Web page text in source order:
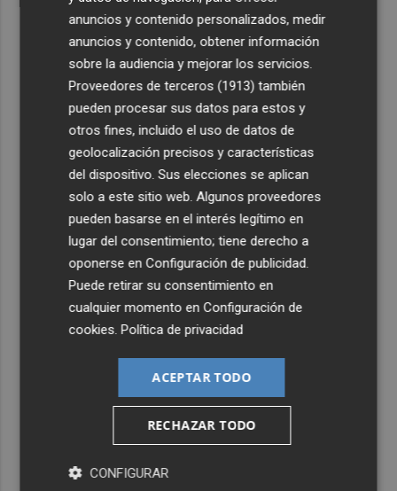
anuncios y contenido personalizados, medir
anuncios y contenido, obtener información
sobre la audiencia y mejorar los servicios.
Proveedores de terceros (1913) también
pueden procesar sus datos para estos y
otros fines, incluido el uso de datos de
geolocalización precisos y características
del dispositivo. Sus elecciones se aplican
solo a este sitio web. Algunos proveedores
pueden basarse en el interés legítimo en
lugar del consentimiento; tiene derecho a
oponerse enConfiguración de publicidad
Puede retirar su consentimiento en
cualquier momento enConfiguración de
cookies .Política de privacidad
ACEPTAR TODO
RECHAZAR TODO
CONFIGURAR